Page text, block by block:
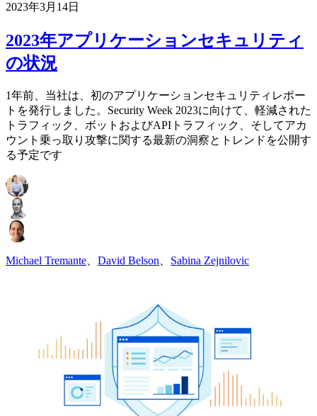
2023年3月14日
2023年アプリケーションセキュリティ
の状況
1年前、当社は、初のアプリケーションセキュリティレポー
トを発行しました。Security Week 2023に向けて、軽減された
トラフィック、ボットおよびAPIトラフィック、そしてアカ
ウント乗っ取り攻撃に関する最新の洞察とトレンドを公開す
る予定です
Michael Tremante David Belson Sabina Zejnilovic